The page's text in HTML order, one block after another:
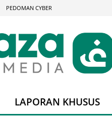
PEDOMAN CYBER
LAPORAN KHUSUS